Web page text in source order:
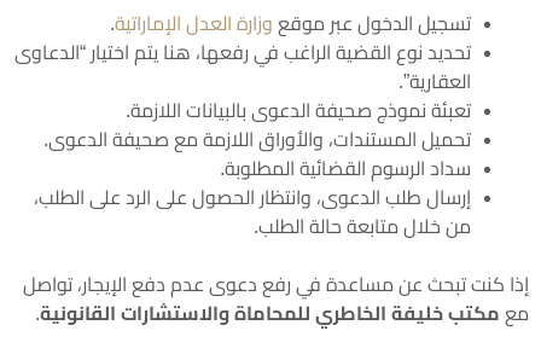
تسجيل الدخول عبر موقع وزارة العدل الإماراتية.
تحديد نوع القضية الراغب في رفعها، هنا يتم اختيار “الدعاوى
العقارية”.
تعبئة نموذج صحيفة الدعوى بالبيانات اللازمة.
تحميل المستندات، والأوراق اللازمة مع صحيفة الدعوى.
سداد الرسوم القضائية المطلوبة.
إرسال طلب الدعوى، وانتظار الحصول على الرد على الطلب،
من خلال متابعة حالة الطلب.
إذا كنت تبحث عن مساعدة في رفع دعوى عدم دفع الإيجار، تواصل
مع مكتب خليفة الخاطري للمحاماة والاستشارات القانونية.